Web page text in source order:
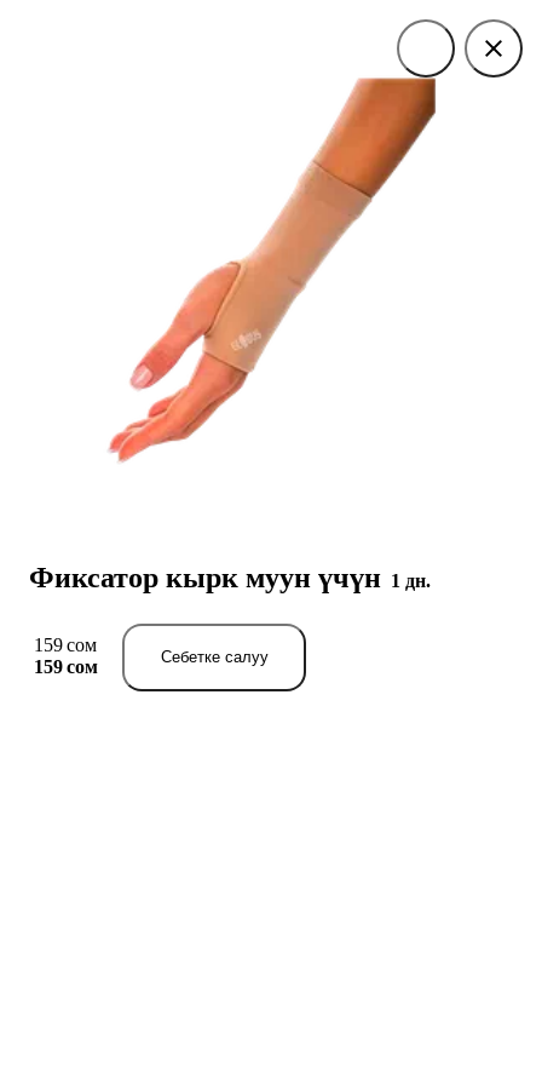
Фиксатор кырк муун үчүн 1 дн.
159 сом
159 сом
Себетке салуу